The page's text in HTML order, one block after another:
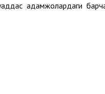
қадамжолардаги